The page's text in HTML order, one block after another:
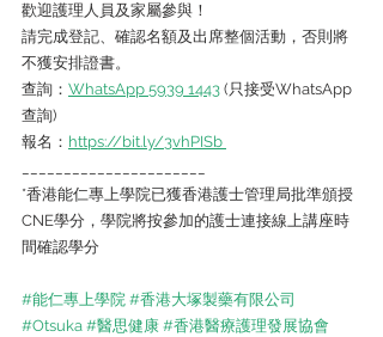
歡迎護理人員及家屬參與！
請完成登記、確認名額及出席整個活動，否則將
不獲安排證書。
查詢： WhatsApp 5939 1443 (只接受WhatsApp
查詢)
報名： https://bit.ly/3vhPISb
*香港能仁專上學院已獲香港護士管理局批準頒授
CNE學分，學院將按參加的護士連接線上講座時
間確認學分
#能仁專上學院 #香港大塚製藥有限公司
#Otsuka #醫思健康 #香港醫療護理發展協會